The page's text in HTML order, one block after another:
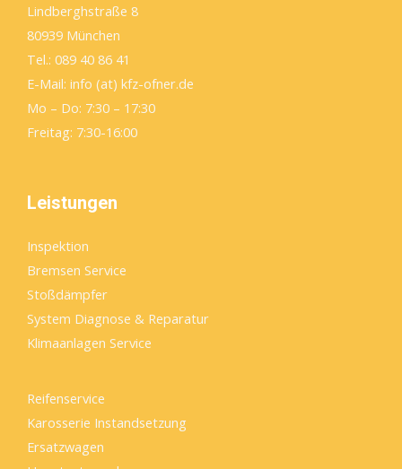
Lindberghstraße 8
80939 München
Tel.: 089 40 86 41
E-Mail: info (at) kfz-ofner.de
Mo – Do: 7:30 – 17:30
Freitag: 7:30-16:00
Leistungen
Inspektion
Bremsen Service
Stoßdämpfer
System Diagnose & Reparatur
Klimaanlagen Service
Reifenservice
Karosserie Instandsetzung
Ersatzwagen